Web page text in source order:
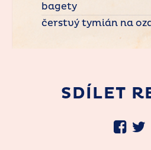
bagety
čerstvý tymián na
SDÍLET